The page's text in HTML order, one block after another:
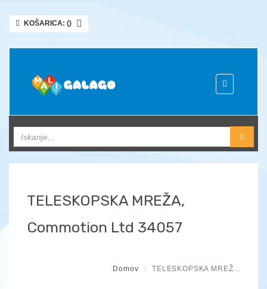
KOŠARICA: ()
Toggle
TELESKOPSKA MREŽA,
Commotion Ltd 34057
Domov TELESKOPSKA MREŽ...